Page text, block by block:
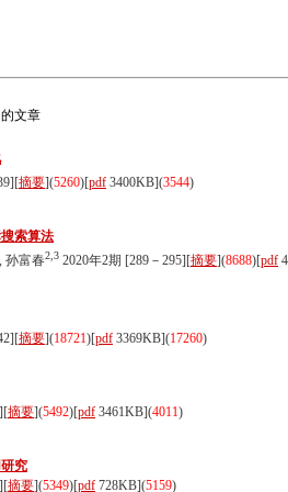
的文章
摘要](5260)[pdf 3400KB](3544)
索算法
, 孙富春2,3 2020年2期 [289－295][摘要](8688)[pdf
摘要](18721)[pdf 3369KB](17260)
摘要](5492)[pdf 3461KB](4011)
究
摘要](5349)[pdf 728KB](5159)